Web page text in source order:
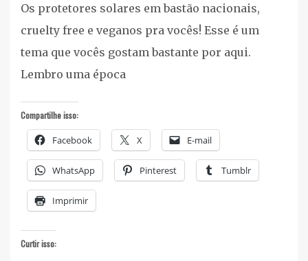
Os protetores solares em bastão nacionais,
cruelty free e veganos pra vocês! Esse é um
tema que vocês gostam bastante por aqui.
Lembro uma época
Compartilhe isso:
Facebook X E-mail
WhatsApp Pinterest Tumblr
Imprimir
Curtir isso: